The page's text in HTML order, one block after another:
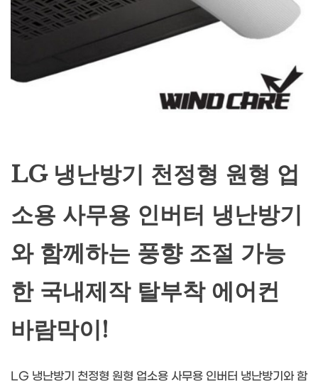
LG 냉난방기 천정형 원형 업
소용 사무용 인버터 냉난방기
와 함께하는 풍향 조절 가능
한 국내제작 탈부착 에어컨
바람막이!
LG 냉난방기 천정형 원형 업소용 사무용 인버터 냉난방기와 함